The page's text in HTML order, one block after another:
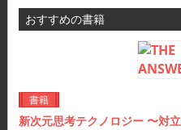
おすすめの書籍
書籍
新次元思考テクノロジー 〜対